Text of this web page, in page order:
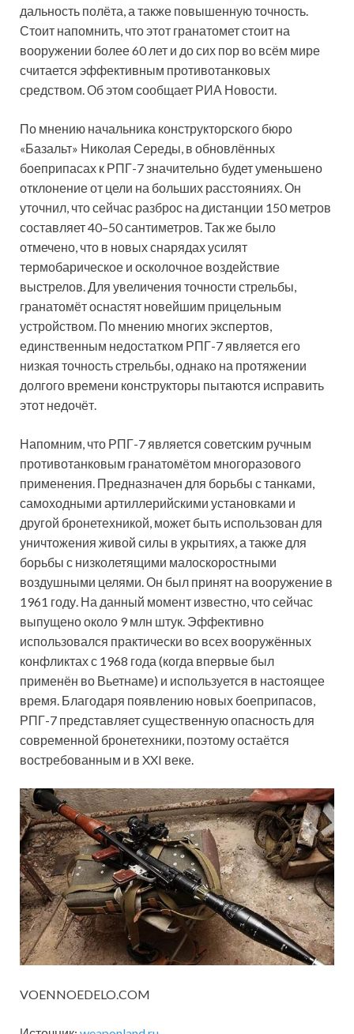
дальность полёта, а также повышенную точность.
Стоит напомнить, что этот гранатомет стоит на
вооружении более 60 лет и до сих пор во всём мире
считается эффективным противотанковых
средством. Об этом сообщает РИА Новости.
По мнению начальника конструкторского бюро
«Базальт» Николая Середы, в обновлённых
боеприпасах к РПГ-7 значительно будет уменьшено
отклонение от цели на больших расстояниях. Он
уточнил, что сейчас разброс на дистанции 150 метров
составляет 40–50 сантиметров. Так же было
отмечено, что в новых снарядах усилят
термобарическое и осколочное воздействие
выстрелов. Для увеличения точности стрельбы,
гранатомёт оснастят новейшим прицельным
устройством. По мнению многих экспертов,
единственным недостатком РПГ-7 является его
низкая точность стрельбы, однако на протяжении
долгого времени конструкторы пытаются исправить
этот недочёт.
Напомним, что РПГ-7 является советским ручным
противотанковым гранатомётом многоразового
применения. Предназначен для борьбы с танками,
самоходными артиллерийскими установками и
другой бронетехникой, может быть использован для
уничтожения живой силы в укрытиях, а также для
борьбы с низколетящими малоскоростными
воздушными целями. Он был принят на вооружение в
1961 году. На данный момент известно, что сейчас
выпущено около 9 млн штук. Эффективно
использовался практически во всех вооружённых
конфликтах с 1968 года (когда впервые был
применён во Вьетнаме) и используется в настоящее
время. Благодаря появлению новых боеприпасов,
РПГ-7 представляет существенную опасность для
современной бронетехники, поэтому остаётся
востребованным и в XXI веке.
VOENNOEDELO.COM